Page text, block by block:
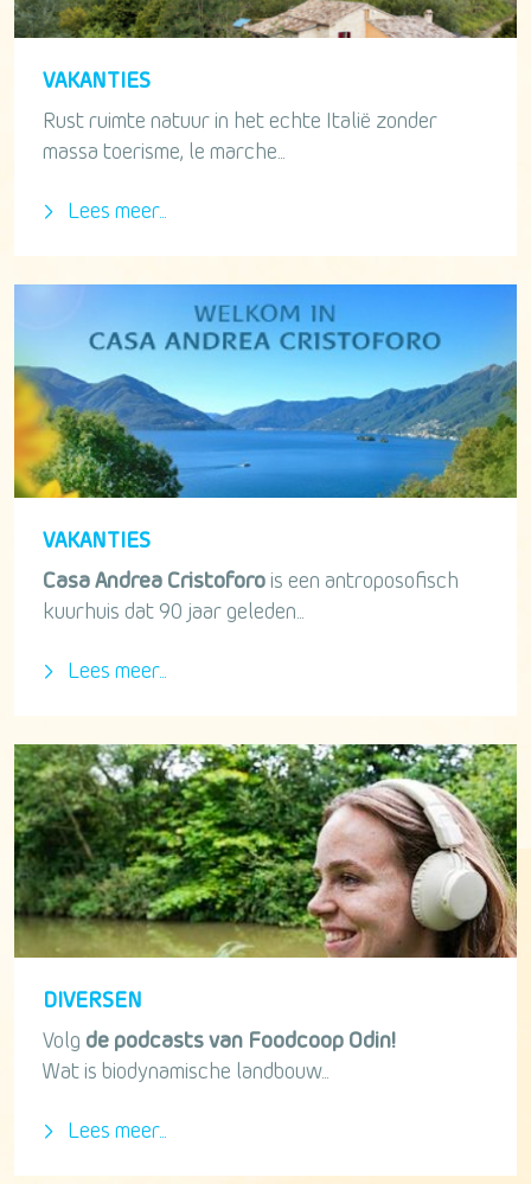
VAKANTIES
Rust ruimte natuur in het echte Italië zonder
massa toerisme, le marche...
Lees meer...
VAKANTIES
Casa Andrea Cristoforo is een antroposofisch
kuurhuis dat 90 jaar geleden...
Lees meer...
DIVERSEN
Volg de podcasts van Foodcoop Odin!
Wat is biodynamische landbouw...
Lees meer...